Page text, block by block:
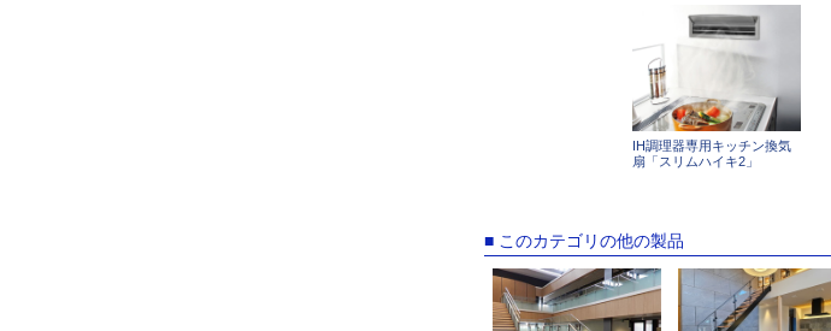
IH調理器専用キッチン換気
扇「スリムハイキ2」
■ このカテゴリの他の製品